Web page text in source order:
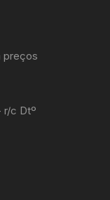
preços
r/c Dtº